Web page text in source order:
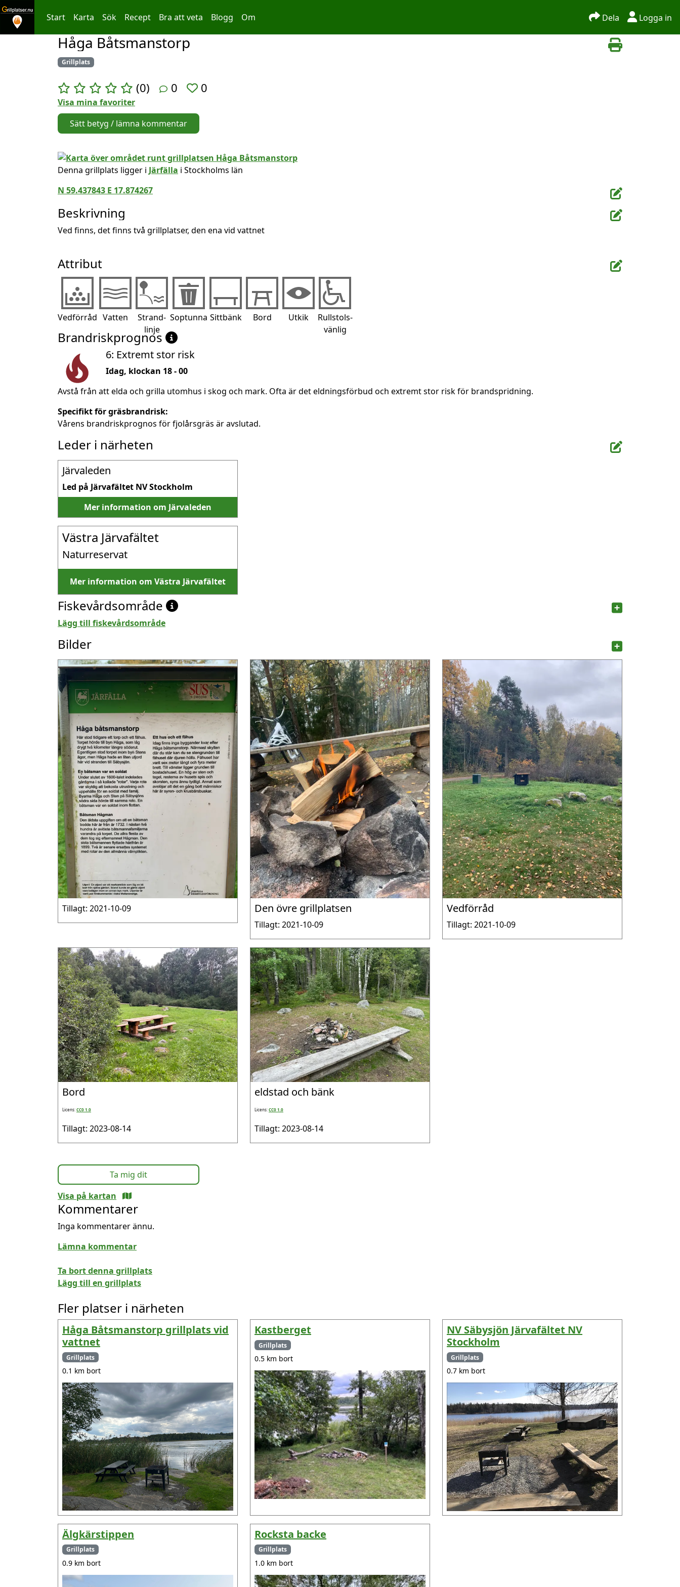
Hoppa till innehållet
Start Karta Sök Recept Bra att veta Blogg Om Dela Logga in
Håga Båtsmanstorp
Grillplats
(0) 0 0
Visa mina favoriter
Sätt betyg / lämna kommentar
Denna grillplats ligger i Järfälla i Stockholms län
N 59.437843 E 17.874267
Beskrivning
Ved finns, det finns två grillplatser, den ena vid vattnet
Attribut
Vedförråd Vatten
Strand-
linje
Soptunna Sittbänk Bord Utkik
Rullstols-
vänlig
Brandriskprognos
6: Extremt stor risk
Idag, klockan 18 - 00
Avstå från att elda och grilla utomhus i skog och mark. Ofta är det eldningsförbud och extremt stor risk för brandspridning.
Specifikt för gräsbrandrisk:
Vårens brandriskprognos för fjolårsgräs är avslutad.
Leder i närheten
Järvaleden
Led på Järvafältet NV Stockholm
Mer information om Järvaleden
Västra Järvafältet
Naturreservat
Mer information om Västra Järvafältet
Fiskevårdsområde
Lägg till fiskevårdsområde
Bilder
Tillagt: 2021-10-09 Den övre grillplatsen
Tillagt: 2021-10-09
Vedförråd
Tillagt: 2021-10-09
Bord
Licens:CC0 1.0
Tillagt: 2023-08-14
eldstad och bänk
Licens:CC0 1.0
Tillagt: 2023-08-14
Ta mig dit
Visa på kartan
Kommentarer
Inga kommentarer ännu.
Lämna kommentar
Ta bort denna grillplats
Lägg till en grillplats
Fler platser i närheten
Håga Båtsmanstorp grillplats vid
vattnet
Grillplats
0.1 km bort
Kastberget
Grillplats
0.5 km bort
NV Säbysjön Järvafältet NV
Stockholm
Grillplats
0.7 km bort
Älgkärstippen
Grillplats
0.9 km bort
Rocksta backe
Grillplats
1.0 km bort